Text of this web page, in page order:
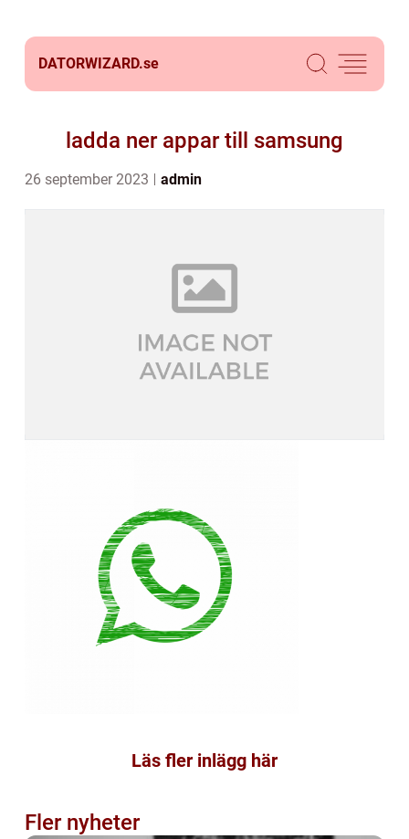
DATORWIZARD.se
ladda ner appar till samsung
26 september 2023 admin
Läs fler inlägg här
Fler nyheter